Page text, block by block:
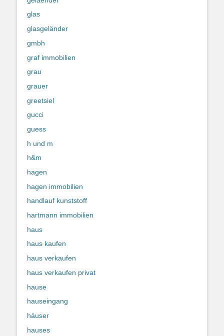
glas
glasgeländer
gmbh
graf immobilien
grau
grauer
greetsiel
gucci
guess
h und m
h&m
hagen
hagen immobilien
handlauf kunststoff
hartmann immobilien
haus
haus kaufen
haus verkaufen
haus verkaufen privat
hause
hauseingang
häuser
hauses